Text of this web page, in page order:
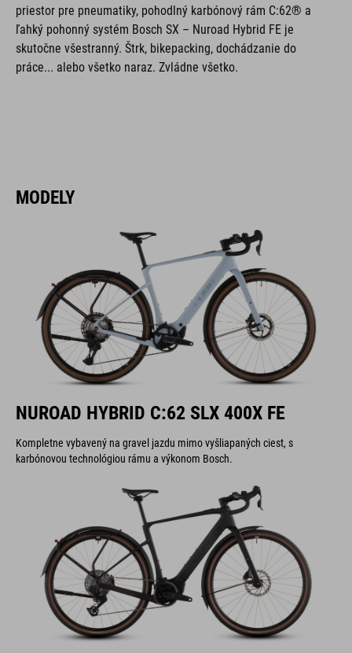
priestor pre pneumatiky, pohodlný karbónový rám C:62® a
ľahký pohonný systém Bosch SX – Nuroad Hybrid FE je
skutočne všestranný. Štrk, bikepacking, dochádzanie do
práce... alebo všetko naraz. Zvládne všetko.
MODELY
NUROAD HYBRID C:62 SLX 400X FE
Kompletne vybavený na gravel jazdu mimo vyšliapaných ciest, s
karbónovou technológiou rámu a výkonom Bosch.